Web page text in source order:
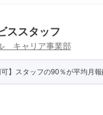
ススタッフ
キャリア事業部
可】スタッフの90％が平均月